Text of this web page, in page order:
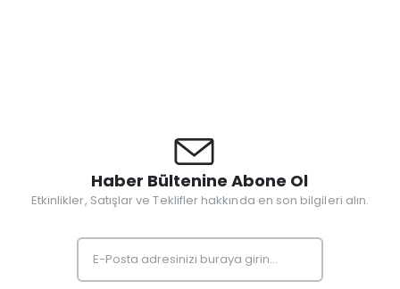
Haber Bültenine Abone Ol
Etkinlikler, Satışlar ve Teklifler hakkında en son bilgileri alın.